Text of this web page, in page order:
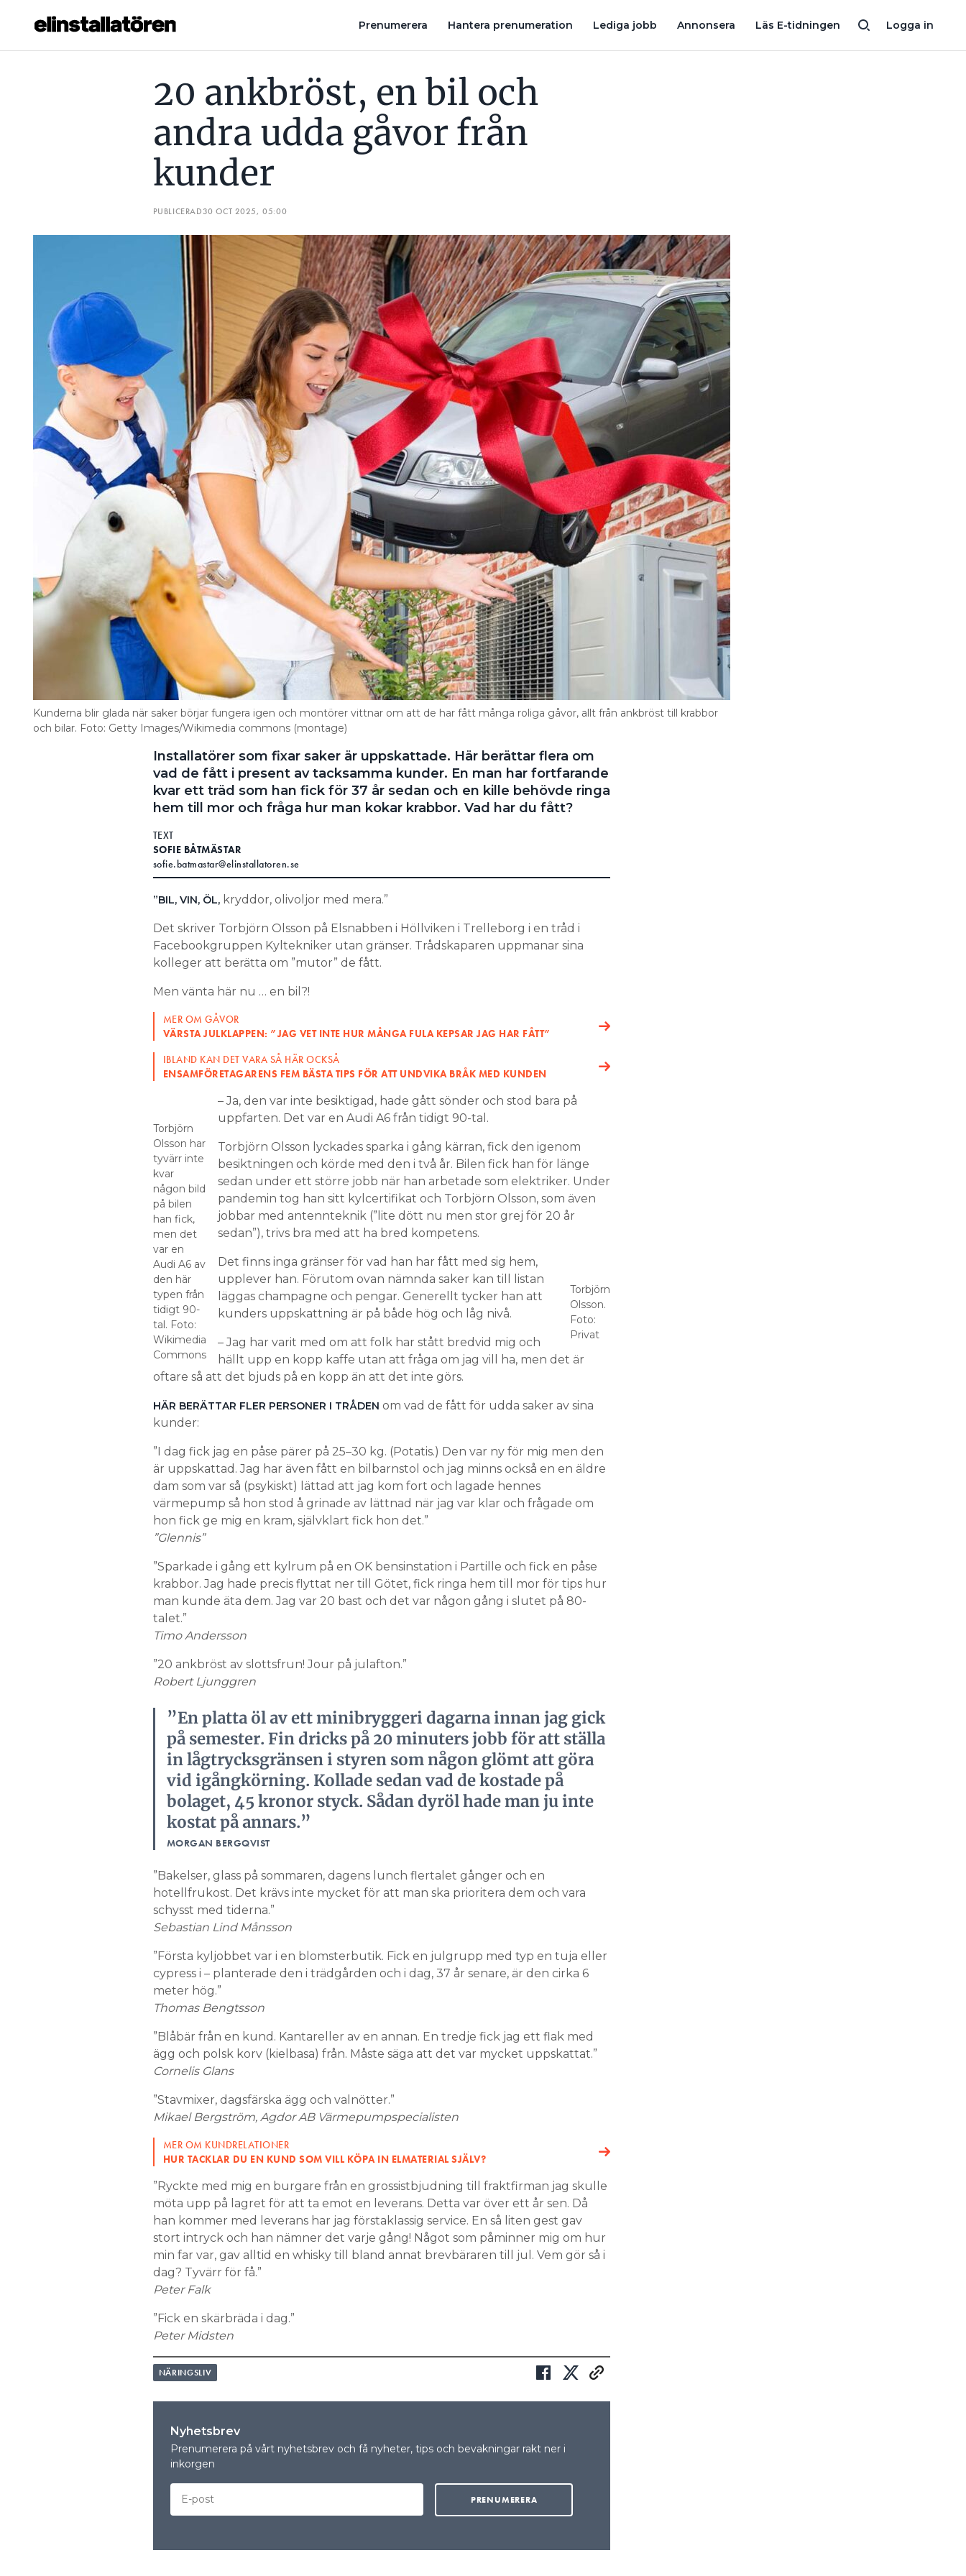
Logga in
Prenumerera Hantera prenumeration Lediga jobb Annonsera Läs E-tidningen
Hantera prenumeration
Läs E-tidningen
Kontakt
Personuppgifter
Search for:
SEARCH
20 ankbröst, en bil och
andra udda gåvor från
kunder
PUBLICERAD30 OCT 2025, 05:00
Kunderna blir glada när saker börjar fungera igen och montörer vittnar om att de har fått många roliga gåvor, allt från ankbröst till krabbor
och bilar. Foto: Getty Images/Wikimedia commons (montage)
Installatörer som fixar saker är uppskattade. Här berättar flera om
vad de fått i present av tacksamma kunder. En man har fortfarande
kvar ett träd som han fick för 37 år sedan och en kille behövde ringa
hem till mor och fråga hur man kokar krabbor. Vad har du fått?
TEXT
SOFIE BÅTMÄSTAR
sofie.batmastar@elinstallatoren.se
”BIL, VIN, ÖL, kryddor, olivoljor med mera.”
Det skriver Torbjörn Olsson på Elsnabben i Höllviken i Trelleborg i en tråd i
Facebookgruppen Kyltekniker utan gränser. Trådskaparen uppmanar sina
kolleger att berätta om ”mutor” de fått.
Men vänta här nu … en bil?!
MER OM GÅVOR
VÄRSTA JULKLAPPEN: ”JAG VET INTE HUR MÅNGA FULA KEPSAR JAG HAR FÅTT”
IBLAND KAN DET VARA SÅ HÄR OCKSÅ
ENSAMFÖRETAGARENS FEM BÄSTA TIPS FÖR ATT UNDVIKA BRÅK MED KUNDEN
Torbjörn
Olsson har
tyvärr inte
kvar
någon bild
på bilen
han fick,
men det
var en
Audi A6 av
den här
typen från
tidigt 90-
tal. Foto:
Wikimedia
Commons
– Ja, den var inte besiktigad, hade gått sönder och stod bara på
uppfarten. Det var en Audi A6 från tidigt 90-tal.
Torbjörn Olsson lyckades sparka i gång kärran, fick den igenom
besiktningen och körde med den i två år. Bilen fick han för länge
sedan under ett större jobb när han arbetade som elektriker. Under
pandemin tog han sitt kylcertifikat och Torbjörn Olsson, som även
jobbar med antennteknik (”lite dött nu men stor grej för 20 år
sedan”), trivs bra med att ha bred kompetens.
Torbjörn
Olsson.
Foto:
Privat
Det finns inga gränser för vad han har fått med sig hem,
upplever han. Förutom ovan nämnda saker kan till listan
läggas champagne och pengar. Generellt tycker han att
kunders uppskattning är på både hög och låg nivå.
– Jag har varit med om att folk har stått bredvid mig och
hällt upp en kopp kaffe utan att fråga om jag vill ha, men det är
oftare så att det bjuds på en kopp än att det inte görs.
HÄR BERÄTTAR FLER PERSONER I TRÅDEN om vad de fått för udda saker av sina
kunder:
”I dag fick jag en påse pärer på 25–30 kg. (Potatis.) Den var ny för mig men den
är uppskattad. Jag har även fått en bilbarnstol och jag minns också en en äldre
dam som var så (psykiskt) lättad att jag kom fort och lagade hennes
värmepump så hon stod å grinade av lättnad när jag var klar och frågade om
hon fick ge mig en kram, självklart fick hon det.”
”Glennis”
”Sparkade i gång ett kylrum på en OK bensinstation i Partille och fick en påse
krabbor. Jag hade precis flyttat ner till Götet, fick ringa hem till mor för tips hur
man kunde äta dem. Jag var 20 bast och det var någon gång i slutet på 80-
talet.”
Timo Andersson
”20 ankbröst av slottsfrun! Jour på julafton.”
Robert Ljunggren
”En platta öl av ett minibryggeri dagarna innan jag gick
på semester. Fin dricks på 20 minuters jobb för att ställa
in lågtrycksgränsen i styren som någon glömt att göra
vid igångkörning. Kollade sedan vad de kostade på
bolaget, 45 kronor styck. Sådan dyröl hade man ju inte
kostat på annars.”
MORGAN BERGQVIST
”Bakelser, glass på sommaren, dagens lunch flertalet gånger och en
hotellfrukost. Det krävs inte mycket för att man ska prioritera dem och vara
schysst med tiderna.”
Sebastian Lind Månsson
”Första kyljobbet var i en blomsterbutik. Fick en julgrupp med typ en tuja eller
cypress i – planterade den i trädgården och i dag, 37 år senare, är den cirka 6
meter hög.”
Thomas Bengtsson
”Blåbär från en kund. Kantareller av en annan. En tredje fick jag ett flak med
ägg och polsk korv (kielbasa) från. Måste säga att det var mycket uppskattat.”
Cornelis Glans
”Stavmixer, dagsfärska ägg och valnötter.”
Mikael Bergström, Agdor AB Värmepumpspecialisten
MER OM KUNDRELATIONER
HUR TACKLAR DU EN KUND SOM VILL KÖPA IN ELMATERIAL SJÄLV?
”Ryckte med mig en burgare från en grossistbjudning till fraktfirman jag skulle
möta upp på lagret för att ta emot en leverans. Detta var över ett år sen. Då
han kommer med leverans har jag förstaklassig service. En så liten gest gav
stort intryck och han nämner det varje gång! Något som påminner mig om hur
min far var, gav alltid en whisky till bland annat brevbäraren till jul. Vem gör så i
dag? Tyvärr för få.”
Peter Falk
”Fick en skärbräda i dag.”
Peter Midsten
NÄRINGSLIV
Nyhetsbrev
Prenumerera på vårt nyhetsbrev och få nyheter, tips och bevakningar rakt ner i
inkorgen
20 ANKBRÖST, EN BIL OCH ANDRA UDDA GÅVOR FRÅN KUNDER FÅR HUSETS NYA ÄGARE REKLAMERA JOBB SOM JAG UTFÖRDE ÅT SÄLJAREN? MATTZ BIRATHS 6 RÅD FÖR ATT FÅ